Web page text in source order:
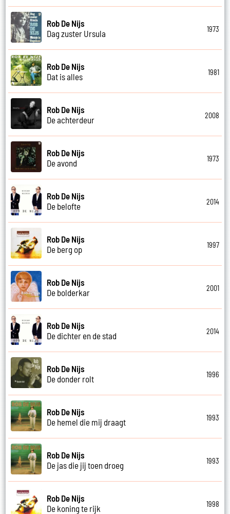
Rob De Nijs
Dag zuster Ursula
1973
Rob De Nijs
Dat is alles
1981
Rob De Nijs
De achterdeur
2008
Rob De Nijs
De avond
1973
Rob De Nijs
De belofte
2014
Rob De Nijs
De berg op
1997
Rob De Nijs
De bolderkar
2001
Rob De Nijs
De dichter en de stad
2014
Rob De Nijs
De donder rolt
1996
Rob De Nijs
De hemel die mij draagt
1993
Rob De Nijs
De jas die jij toen droeg
1993
Rob De Nijs
De koning te rijk
1998